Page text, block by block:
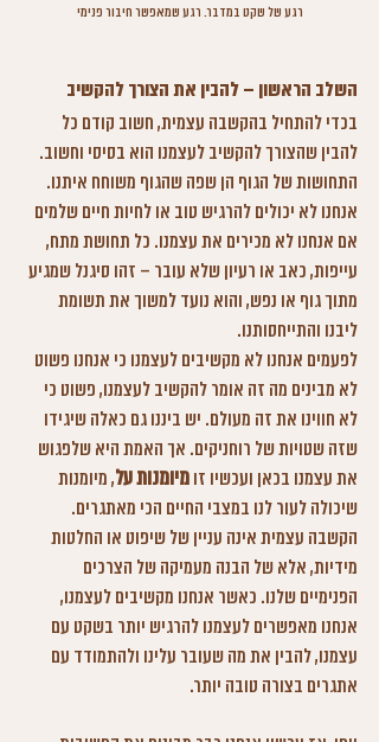
רגע של שקט במדבר. רגע שמאפשר חיבור פנימי
השלב הראשון – להבין את הצורך להקשיב
בכדי להתחיל בהקשבה עצמית, חשוב קודם כל
להבין שהצורך להקשיב לעצמנו הוא בסיסי וחשוב.
התחושות של הגוף הן שפה שהגוף משוחח איתנו.
אנחנו לא יכולים להרגיש טוב או לחיות חיים שלמים
אם אנחנו לא מכירים את עצמנו. כל תחושת מתח,
עייפות, כאב או רעיון שלא עובר – זהו סיגנל שמגיע
מתוך גוף או נפש, והוא נועד למשוך את תשומת
ליבנו והתייחסותנו.
לפעמים אנחנו לא מקשיבים לעצמנו כי אנחנו פשוט
לא מבינים מה זה אומר להקשיב לעצמנו, פשוט כי
לא חווינו את זה מעולם. יש ביננו גם כאלה שיגידו
שזה שטויות של רוחניקים. אך האמת היא שלפגוש
את עצמנו בכאן ועכשיו זו מיומנות על, מיומנות
שיכולה לעור לנו במצבי החיים הכי מאתגרים.
הקשבה עצמית אינה עניין של שיפוט או החלטות
מידיות, אלא של הבנה מעמיקה של הצרכים
הפנימיים שלנו. כאשר אנחנו מקשיבים לעצמנו,
אנחנו מאפשרים לעצמנו להרגיש יותר בשקט עם
עצמנו, להבין את מה שעובר עלינו ולהתמודד עם
אתגרים בצורה טובה יותר.